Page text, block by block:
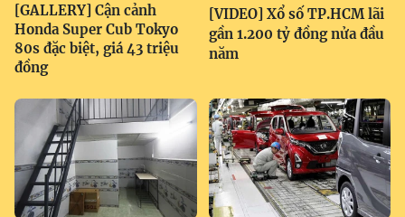
[GALLERY] Cận cảnh
Honda Super Cub Tokyo
80s đặc biệt, giá 43 triệu
đồng
[VIDEO] Xổ số TP.HCM lãi
gần 1.200 tỷ đồng nửa đầu
năm